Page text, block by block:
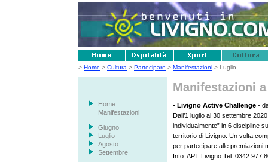
> Home > Cultura > Partecipare > Manifestazioni > Luglio
Home
Manifestazioni
Giugno
Luglio
Agosto
Settembre
Manifestazioni
- Livigno Active Challenge -
Dall’1 luglio al 30 settembre
individualmente” in 6 discipline
territorio di Livigno. Un volta
per partecipare alle premiazioni
Info: APT Livigno Tel.